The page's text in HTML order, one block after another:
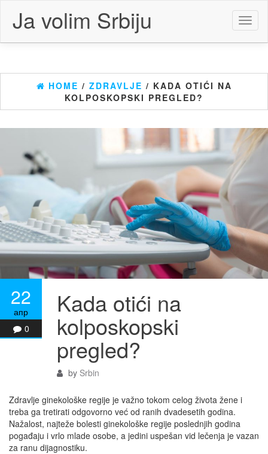
content
Ja volim Srbiju
HOME / ZDRAVLJE / KADA OTIĆI NA
KOLPOSKOPSKI PREGLED?
22
апр
0
Kada otići na
kolposkopski
pregled?
by Srbin
Zdravlje ginekološke regije je važno tokom celog života žene i
treba ga tretirati odgovorno već od ranih dvadesetih godina.
Nažalost, najteže bolesti ginekološke regije poslednjih godina
pogađaju i vrlo mlade osobe, a jedini uspešan vid lečenja je vazan
za ranu dijagnostiku.